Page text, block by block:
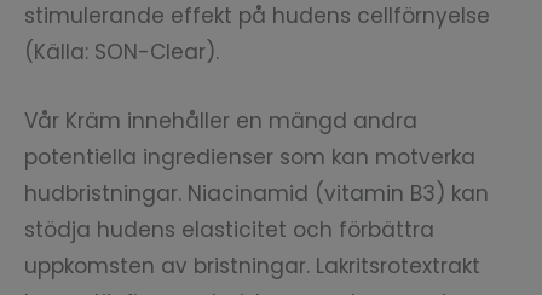
stimulerande effekt på hudens cellförnyelse
(Källa: SON-Clear).
Vår Kräm innehåller en mängd andra
potentiella ingredienser som kan motverka
hudbristningar. Niacinamid (vitamin B3) kan
stödja hudens elasticitet och förbättra
uppkomsten av bristningar. Lakritsrotextrakt